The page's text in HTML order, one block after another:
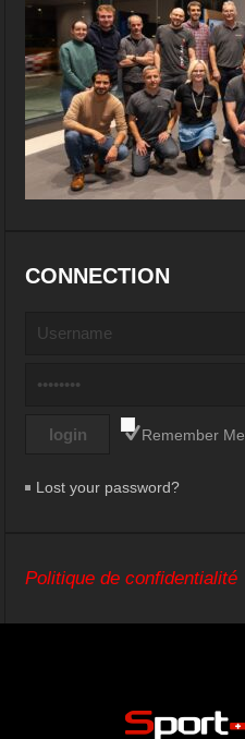
CONNECTION
Remember Me
Lost your password?
Politique de confidentialité